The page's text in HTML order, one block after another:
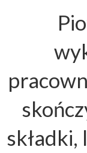
składki,